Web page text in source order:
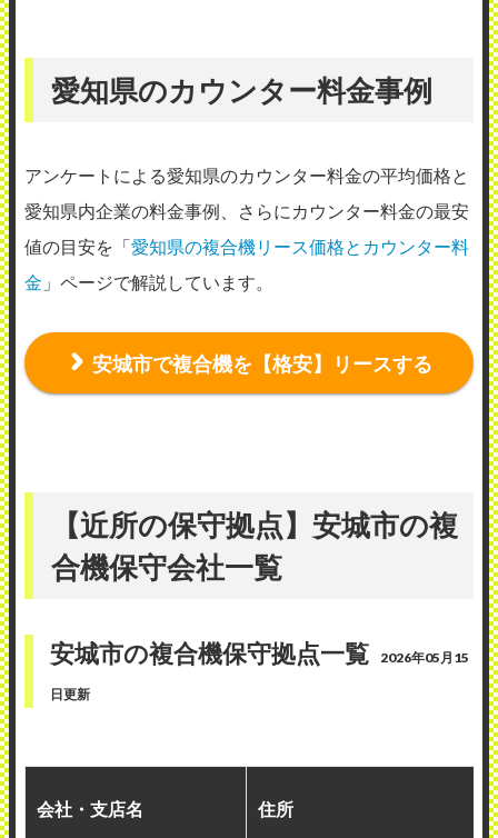
（業種：製造業）
リコージャパン株式会社三河事業所
使用メーカー：リコー
地域：愛知県刈谷市
コピー機が故障した際、連絡当日中に来社
早かったです。 現在製造されていない型式
のコピー機でしたが、故障箇所の部品を最
寄りの部品センターから翌日までに取り寄
了しました。 修理後も故障した原因や箇所
愛知県のカウンター料金事例
アンケートによる愛知県のカウンター料金の平均価格と
愛知県内企業の料金事例、さらにカウンター料金の最安
値の目安を「愛知県の複合機リース価格とカウンター料
金 」ページで解説しています。
安城市で複合機を【格安】リースする
【近所の保守拠点】安城市の複
合機保守会社一覧
安城市の複合機保守拠点一覧 2026年05月15
日更新
会社・支店名 住所